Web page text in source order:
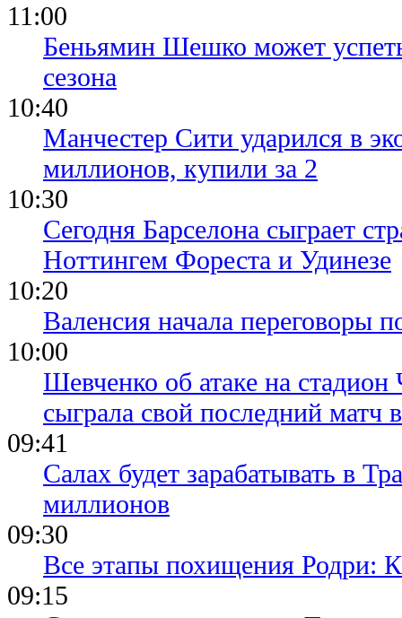
11:00
Беньямин Шешко может
сезона
10:40
Манчестер Сити ударился в
миллионов, купили за 2
10:30
Сегодня Барселона сыграет
Ноттингем Фореста и Удинезе
10:20
Валенсия начала переговоры
10:00
Шевченко об атаке на
сыграла свой последний матч
09:41
Салах будет зарабатывать в
миллионов
09:30
Все этапы похищения Родри:
09:15